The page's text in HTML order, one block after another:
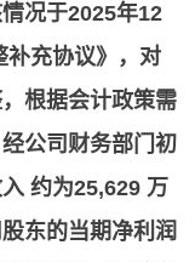
况于2025年12
补充协议》，对
根据会计政策需
公司财务部门初
约为25,629 万
东的当期净利润